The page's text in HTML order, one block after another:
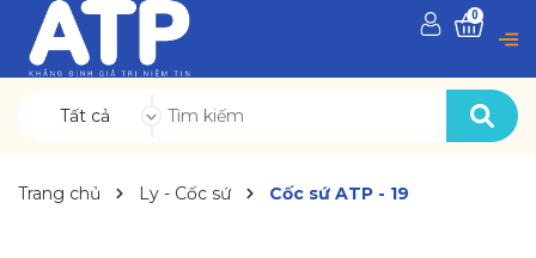
Tất cả
0
Trang chủ Ly - Cốc sứ Cốc sứ ATP - 19